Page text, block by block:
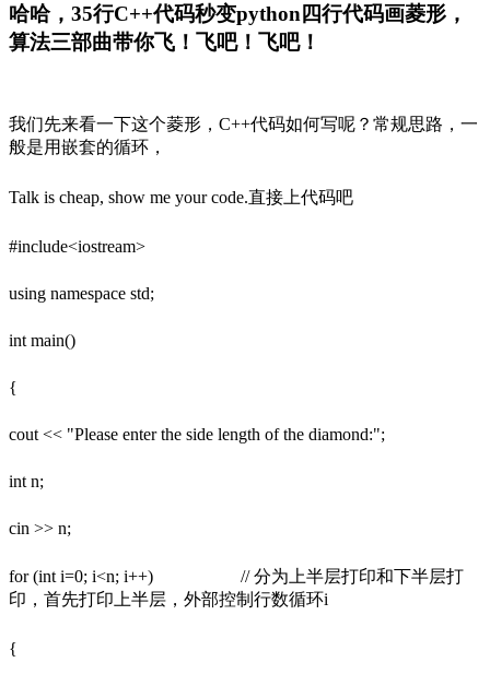
哈哈，35行C++代码秒变python四行代码画菱形，
算法三部曲带你飞！飞吧！飞吧！
我们先来看一下这个菱形，C++代码如何写呢？常规思路，一
般是用嵌套的循环，
Talk is cheap, show me your code.直接上代码吧
#include<iostream>
using namespace std;
int main()
{
cout << "Please enter the side length of the diamond:";
int n;
cin >> n;
for (int i=0; i<n; i++) // 分为上半层打印和下半层打
印，首先打印上半层，外部控制行数循环i
{